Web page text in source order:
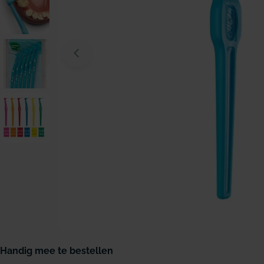
Open media 0 in modaal venster
Handig mee te bestellen